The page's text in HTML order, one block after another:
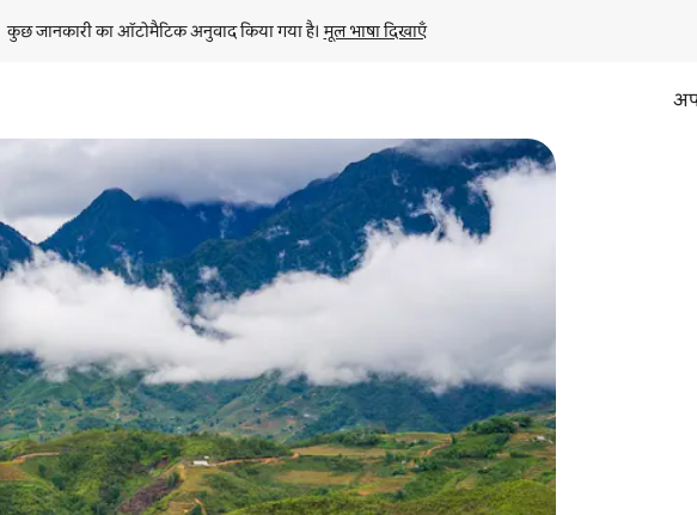
कुछ जानकारी का ऑटोमैटिक अनुवाद किया गया है। मूल भाषा दिखाएँ